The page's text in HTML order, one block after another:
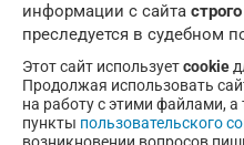
информации с сайта
преследуется в судебном
Этот сайт используетcookie
Продолжая использовать
на работу с этими файлами, а
пункты пользовательского